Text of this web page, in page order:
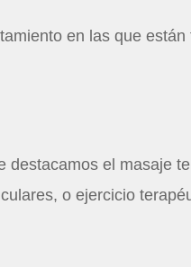
en las que
destacamos el masaje
o ejercicio